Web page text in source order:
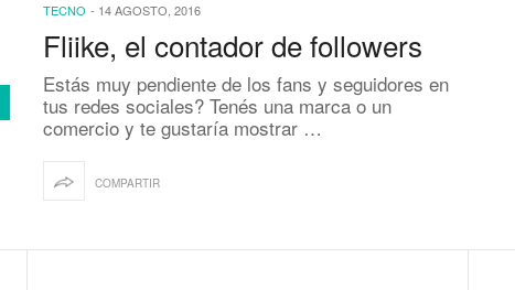
TECNO - 14 AGOSTO, 2016
Fliike, el contador de followers
Estás muy pendiente de los fans y seguidores en
tus redes sociales? Tenés una marca o un
comercio y te gustaría mostrar …
COMPARTIR